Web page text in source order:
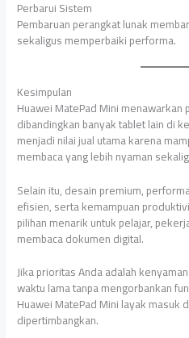
Perbarui Sistem
Pembaruan perangkat lunak
sekaligus memperbaiki performa.
Kesimpulan
Huawei MatePad Mini
dibandingkan banyak tablet lain di
menjadi nilai jual utama karena
membaca yang lebih nyaman
Selain itu, desain premium,
efisien, serta kemampuan
pilihan menarik untuk pelajar,
membaca dokumen digital.
Jika prioritas Anda adalah
waktu lama tanpa mengorbankan
Huawei MatePad Mini layak masuk
dipertimbangkan.